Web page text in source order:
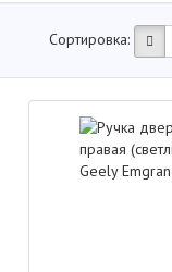
Сортировка: